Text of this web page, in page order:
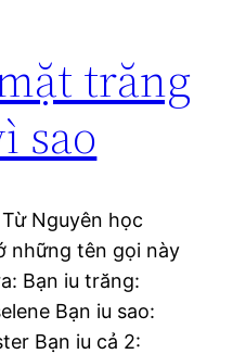
trăng
sao
Nguyên học
những tên gọi này
Bạn iu trăng:
Bạn iu sao:
Bạn iu cả 2: